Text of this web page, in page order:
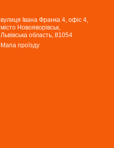
вулиця Івана Франка 4, офіс 4,
місто Новояворівськ,
Львівська область, 81054​​​​​​​
Мапа проїзду